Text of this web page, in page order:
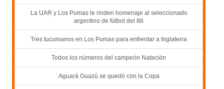
La UAR y Los Pumas le rinden homenaje al seleccionado
argentino de fútbol del 86
Tres tucumanos en Los Pumas para enfrentar a Inglaterra
Todos los números del campeón Natación
Aguará Guazú se quedó con la Copa